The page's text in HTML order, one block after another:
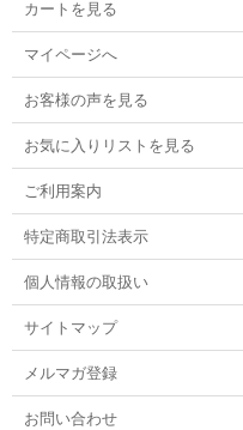
カートを見る
マイページへ
お客様の声を見る
お気に入りリストを見る
ご利用案内
特定商取引法表示
個人情報の取扱い
サイトマップ
メルマガ登録
お問い合わせ